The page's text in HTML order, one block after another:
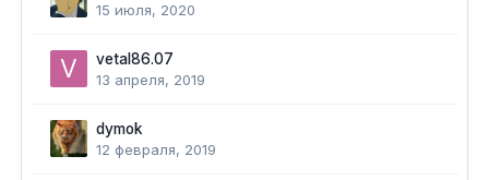
15 июля, 2020
vetal86.07
13 апреля, 2019
dymok
12 февраля, 2019